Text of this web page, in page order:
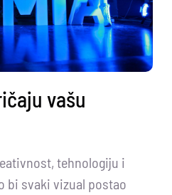
vašu
tehnologiju i
bi svaki vizual postao